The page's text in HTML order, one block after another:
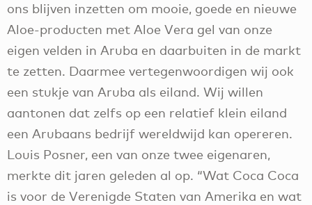
ons blijven inzetten om mooie, goede en nieuwe
Aloe-producten met Aloe Vera gel van onze
eigen velden in Aruba en daarbuiten in de markt
te zetten. Daarmee vertegenwoordigen wij ook
een stukje van Aruba als eiland. Wij willen
aantonen dat zelfs op een relatief klein eiland
een Arubaans bedrijf wereldwijd kan opereren.
Louis Posner, een van onze twee eigenaren,
merkte dit jaren geleden al op. “Wat Coca Coca
is voor de Verenigde Staten van Amerika en wat